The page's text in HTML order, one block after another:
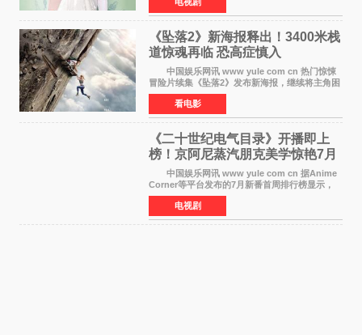
女主角背对背站立，各自望向不同方向，中央的
空白与冷漠的表情
电视剧
《坠落2》新海报释出！3400米栈
道惊魂再临 恐高症慎入
中国娱乐网讯 www yule com cn 热门惊悚
冒险片续集《坠落2》发布新海报，继续将主角困
于绝境高处——这一次，是摇摇欲坠的徒步栈
道。该片将于今年9月2日北美上映，恐高症患者
请提前做好心理
看电影
《二十世纪电气目录》开播即上
榜！京阿尼蒸汽朋克美学惊艳7月
新番季
中国娱乐网讯 www yule com cn 据Anime
Corner等平台发布的7月新番首周排行榜显示，
由京都动画制作的《二十世纪电气目录》在多个
榜单中表现亮眼，位列AniLab全球TOP10第十
名。该剧改编自结
电视剧